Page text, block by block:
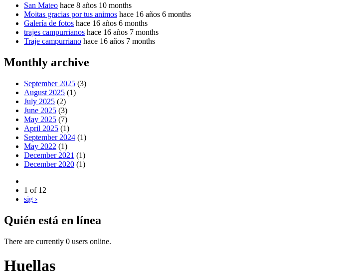
San Mateo hace 8 años 10 months
Moitas gracias por tus animos hace 16 años 6 months
Galería de fotos hace 16 años 6 months
trajes campurrianos hace 16 años 7 months
Traje campurriano hace 16 años 7 months
Monthly archive
September 2025 (3)
August 2025 (1)
July 2025 (2)
June 2025 (3)
May 2025 (7)
April 2025 (1)
September 2024 (1)
May 2022 (1)
December 2021 (1)
December 2020 (1)
1 of 12
sig ›
Quién está en línea
There are currently 0 users online.
Huellas